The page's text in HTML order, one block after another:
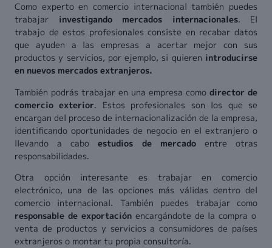
Como experto en comercio internacional también puedes
trabajar investigando mercados internacionales. El
trabajo de estos profesionales consiste en recabar datos
que ayuden a las empresas a acertar mejor con sus
productos y servicios, por ejemplo, si quieren introducirse
en nuevos mercados extranjeros.
También podrás trabajar en una empresa como director de
comercio exterior. Estos profesionales son los que se
encargan del proceso de internacionalización de la empresa,
identificando oportunidades de negocio en el extranjero o
llevando a caboestudios de mercadoentre otras
responsabilidades.
Otra opción interesante es trabajar en comercio
electrónico, una de las opciones más válidas dentro del
comercio internacional. También puedes trabajar como
responsable de exportaciónencargándote de la compra o
venta de productos y servicios a consumidores de países
extranjeros o montar tu propia consultoría.